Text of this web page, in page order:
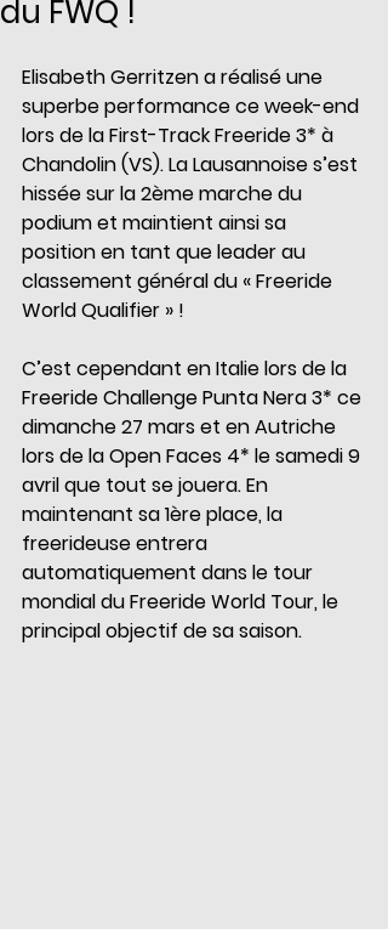
du FWQ !
Elisabeth Gerritzen a réalisé une
superbe performance ce week-end
lors de la First-Track Freeride 3* à
Chandolin (VS). La Lausannoise s’est
hissée sur la 2ème marche du
podium et maintient ainsi sa
position en tant que leader au
classement général du « Freeride
World Qualifier » !
C’est cependant en Italie lors de la
Freeride Challenge Punta Nera 3* ce
dimanche 27 mars et en Autriche
lors de la Open Faces 4* le samedi 9
avril que tout se jouera. En
maintenant sa 1ère place, la
freerideuse entrera
automatiquement dans le tour
mondial du Freeride World Tour, le
principal objectif de sa saison.